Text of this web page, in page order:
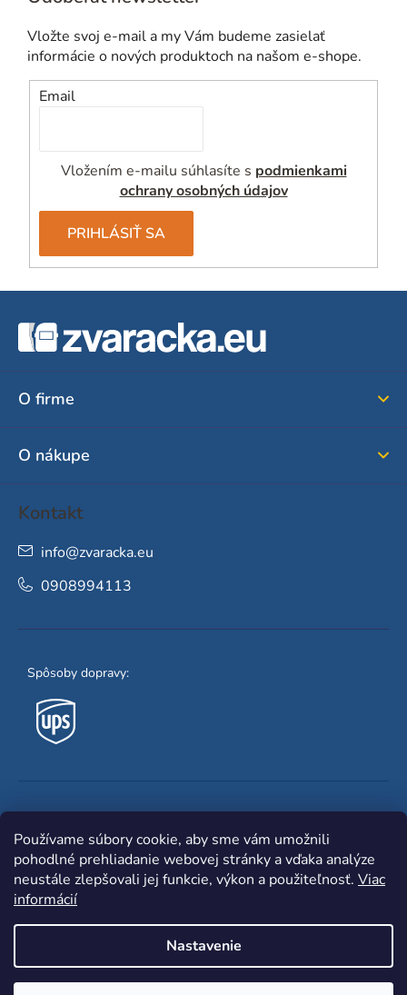
Používame súbory cookie, aby sme vám umožnili
pohodlné prehliadanie webovej stránky a vďaka analýze
neustále zlepšovali jej funkcie, výkon a použiteľnosť. Viac
informácií
Nastavenie
Vložte svoj e-mail a my Vám budeme zasielať
informácie o nových produktoch na našom e-shope.
Email
Vložením e-mailu súhlasíte s podmienkami
ochrany osobných údajov
PRIHLÁSIŤ SA
O firme
O nákupe
Kontakt
info@zvaracka.eu
0908994113
Spôsoby dopravy:
Shoptet |mime digital